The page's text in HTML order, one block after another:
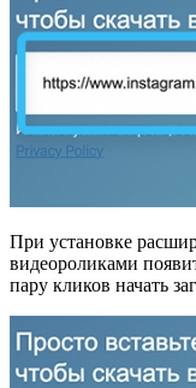
При установке
видеороликами
пару кликов начать